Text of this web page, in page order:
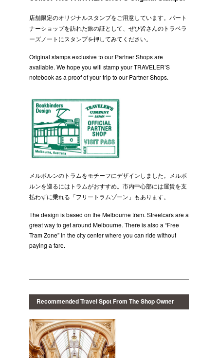
店舗限定のオリジナルスタンプをご用意しています。パート
ナーショップを訪れた旅の証として、ぜひ皆さんのトラベラ
ーズノートにスタンプを押してみてください。
Original stamps exclusive to our Partner Shops are
available. We hope you will stamp your TRAVELER’S
notebook as a proof of your trip to our Partner Shops.
メルボルンのトラムをモチーフにデザインしました。メルボ
ルンを巡るにはトラムがおすすめ。市内中心部には運賃を支
払わずに乗れる「フリートラムゾーン」もあります。
The design is based on the Melbourne tram. Streetcars are a
great way to get around Melbourne. There is also a “Free
Tram Zone” in the city center where you can ride without
paying a fare.
Recommended Travel Spot From The Shop Owner